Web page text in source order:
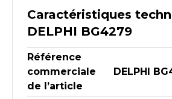
Caractéristiques
DELPHI BG4279
Référence
commerciale
de l’article
DELPHI